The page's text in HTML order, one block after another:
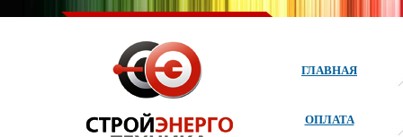
ГЛАВНАЯ
ОПЛАТА